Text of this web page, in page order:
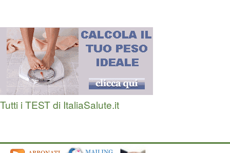
Tutti i TEST di ItaliaSalute.it